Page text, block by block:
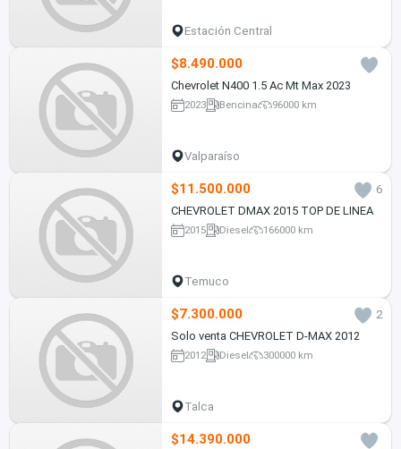
Estación Central
$8.490.000
Chevrolet N400 1.5 Ac Mt Max 2023
2023 Bencina 96000 km
Valparaíso
$11.500.000
6
CHEVROLET DMAX 2015 TOP DE LINEA
2015 Diesel 166000 km
Temuco
$7.300.000
2
Solo venta CHEVROLET D-MAX 2012
2012 Diesel 300000 km
Talca
$14.390.000